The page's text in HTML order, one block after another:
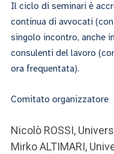
Il ciclo di seminari è
continua di avvocati
singolo incontro, anche
consulenti del lavoro
ora frequentata).
Comitato organizzatore
Nicolò ROSSI,
Mirko ALTIMARI,